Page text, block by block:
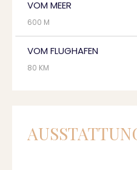
VOM MEER
600 M
VOM FLUGHAFEN
80 KM